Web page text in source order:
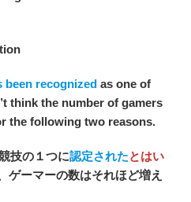
been recognized as one of
think the number of gamers
the following two reasons.
技の１つに認定されたとはい
ゲーマーの数はそれほど増え